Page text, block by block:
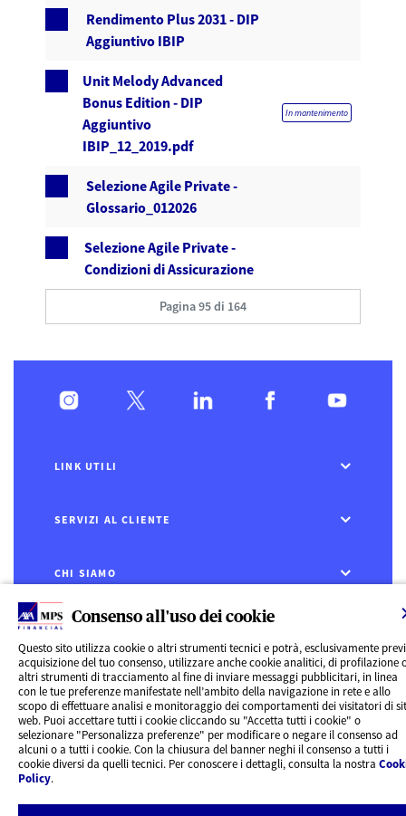
Consenso all'uso dei cookie
Questo sito utilizza cookie o altri strumenti tecnici e potrà, esclusivamente
acquisizione del tuo consenso, utilizzare anche cookie analitici, di profilazione
altri strumenti di tracciamento al fine di inviare messaggi pubblicitari, in linea
con le tue preferenze manifestate nell’ambito della navigazione in rete e allo
scopo di effettuare analisi e monitoraggio dei comportamenti dei visitatori di
web. Puoi accettare tutti i cookie cliccando su "Accetta tutti i cookie" o
selezionare "Personalizza preferenze" per modificare o negare il consenso ad
alcuni o a tutti i cookie. Con la chiusura del banner neghi il consenso a tutti i
cookie diversi da quelli tecnici. Per conoscere i dettagli, consulta la nostra
Policy.
Rendimento Plus 2031 - DIP
Aggiuntivo IBIP
Unit Melody Advanced
Bonus Edition - DIP
Aggiuntivo
IBIP_12_2019.pdf
In mantenimento
Selezione Agile Private -
Glossario_012026
Selezione Agile Private -
Condizioni di Assicurazione
Pagina 95 di 164
LINK UTILI
SERVIZI AL CLIENTE
CHI SIAMO
CONTATTI
Privacy
Rivedi le tue scelte sui Cookie
Cookie Policy
Informazioni legali
AXA MPS Financial DAC - VAT Number IE8293822E